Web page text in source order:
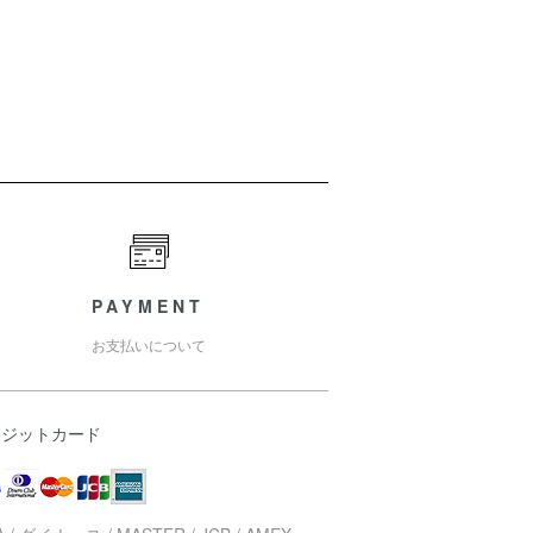
PAYMENT
お支払いについて
ットカード